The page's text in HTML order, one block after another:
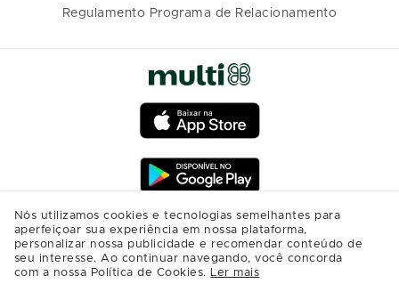
Regulamento Programa de Relacionamento
Nós utilizamos cookies e tecnologias semelhantes para
aperfeiçoar sua experiência em nossa plataforma,
personalizar nossa publicidade e recomendar conteúdo de
seu interesse. Ao continuar navegando, você concorda
com a nossa Política de Cookies. Ler mais